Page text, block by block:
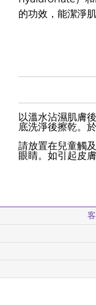
的功效，能潔淨
以溫水沾濕肌膚
底洗淨後擦乾。
請放置在兒童觸
眼睛。如引起皮